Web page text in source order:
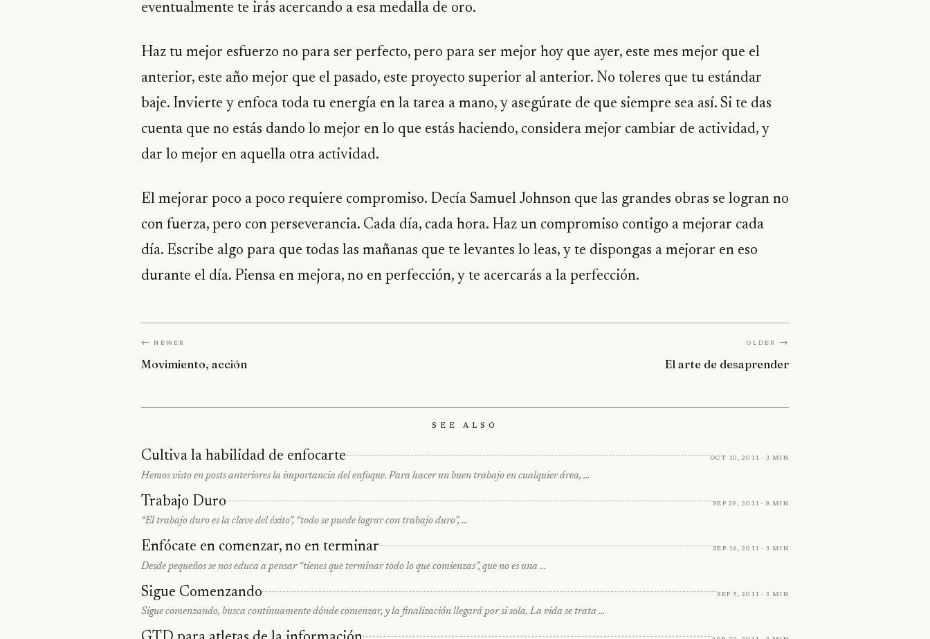
eventualmente te irás acercando a esa medalla de oro.
Haz tu mejor esfuerzo no para ser perfecto, pero para ser mejor hoy que ayer, este mes mejor que el
anterior, este año mejor que el pasado, este proyecto superior al anterior. No toleres que tu estándar
baje. Invierte y enfoca toda tu energía en la tarea a mano, y asegúrate de que siempre sea así. Si te das
cuenta que no estás dando lo mejor en lo que estás haciendo, considera mejor cambiar de actividad, y
dar lo mejor en aquella otra actividad.
El mejorar poco a poco requiere compromiso. Decía Samuel Johnson que las grandes obras se logran no
con fuerza, pero con perseverancia. Cada día, cada hora. Haz un compromiso contigo a mejorar cada
día. Escribe algo para que todas las mañanas que te levantes lo leas, y te dispongas a mejorar en eso
durante el día. Piensa en mejora, no en perfección, y te acercarás a la perfección.
← Newer
Movimiento, acción
Older →
El arte de desaprender
See Also
Cultiva la habilidad de enfocarte Oct 10, 2011 · 3 min
Hemos visto en posts anteriores la importancia del enfoque. Para hacer un buen trabajo en cualquier área, …
Trabajo Duro Sep 29, 2011 · 8 min
“El trabajo duro es la clave del éxito”, “todo se puede lograr con trabajo duro”, …
Enfócate en comenzar, no en terminar Sep 16, 2011 · 3 min
Desde pequeños se nos educa a pensar “tienes que terminar todo lo que comienzas”, que no es una …
Sigue Comenzando Sep 5, 2011 · 3 min
Sigue comenzando, busca contínuamente dónde comenzar, y la finalización llegará por si sola. La vida se trata …